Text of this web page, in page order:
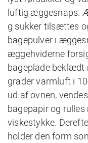
luftig æggesnaps.
g sukker tilsættes
bagepulver i
æggehviderne
bageplade beklædt
grader varmluft i
ud af ovnen,
bagepapir og
viskestykke.
holder den form